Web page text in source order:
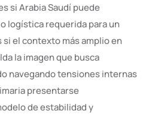
si Arabia Saudí puede
logística requerida para un
el contexto más amplio en
la imagen que busca
navegando tensiones internas
presentarse
de estabilidad y